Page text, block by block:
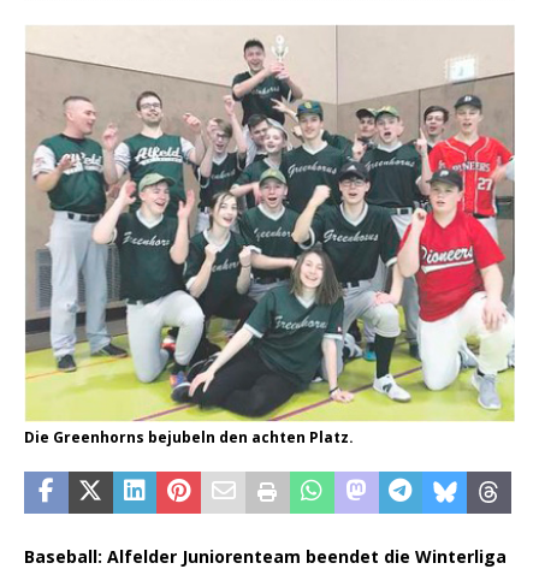
Die Greenhorns bejubeln den achten Platz.
Baseball: Alfelder Juniorenteam beendet die Winterliga